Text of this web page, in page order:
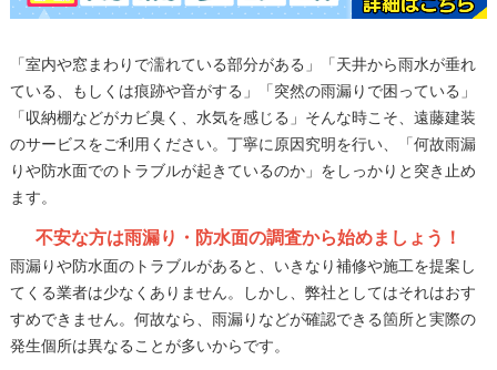
「室内や窓まわりで濡れている部分がある」「天井から雨水が垂れ
ている、もしくは痕跡や音がする」「突然の雨漏りで困っている」
「収納棚などがカビ臭く、水気を感じる」そんな時こそ、遠藤建装
のサービスをご利用ください。丁寧に原因究明を行い、「何故雨漏
りや防水面でのトラブルが起きているのか」をしっかりと突き止め
ます。
不安な方は雨漏り・防水面の調査から始めましょう！
雨漏りや防水面のトラブルがあると、いきなり補修や施工を提案し
てくる業者は少なくありません。しかし、弊社としてはそれはおす
すめできません。何故なら、雨漏りなどが確認できる箇所と実際の
発生個所は異なることが多いからです。